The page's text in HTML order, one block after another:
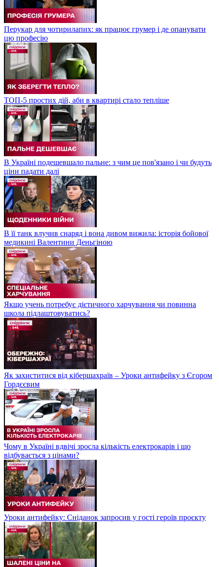
Перукар для чотирилапих: як працює грумер і де опанувати
цю професію
ТОП-5 простих дій, аби в квартирі стало тепліше
В Україні подешевшало пальне: з чим це пов'язано і чи будуть
ціни падати далі
В її танк влучив снаряд і вона дивом вижила: історія бойової
медикині Валентини Деньгіною
Якщо учень потребує дієтичного харчування чи повинна
школа підлаштовуватись?
Як захиститися від кібершахраїв – Уроки антифейку з Єгором
Гордєєвим
Чому в Україні вдвічі зросла кількість електрокарів і що
відбувається з цінами?
Уроки антифейку: Сніданок запросив у гості героїв проєкту